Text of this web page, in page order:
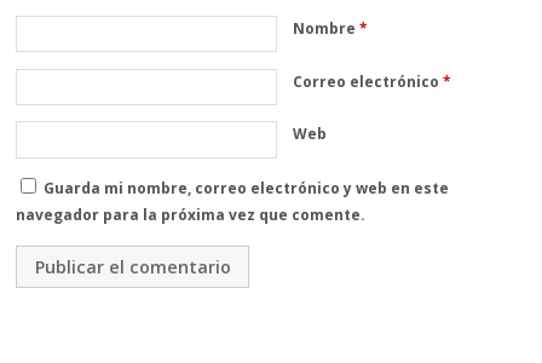
Nombre*
Correo electrónico*
Web
Guarda mi nombre, correo electrónico y web en este
navegador para la próxima vez que comente.